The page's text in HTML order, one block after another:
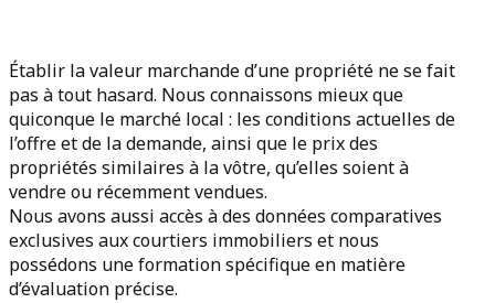
Établir la valeur marchande d’une propriété ne se fait
pas à tout hasard. Nous connaissons mieux que
quiconque le marché local : les conditions actuelles de
l’offre et de la demande, ainsi que le prix des
propriétés similaires à la vôtre, qu’elles soient à
vendre ou récemment vendues.
Nous avons aussi accès à des données comparatives
exclusives aux courtiers immobiliers et nous
possédons une formation spécifique en matière
d’évaluation précise.